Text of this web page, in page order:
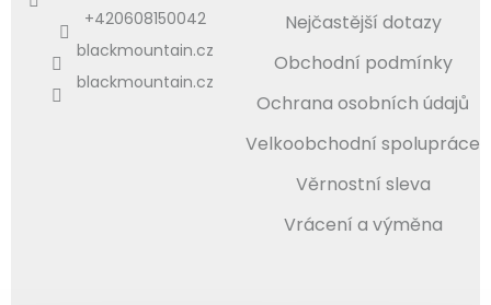
+420608150042
blackmountain.cz
blackmountain.cz
Nejčastější dotazy
Obchodní podmínky
Ochrana osobních údajů
Velkoobchodní spolupráce
Věrnostní sleva
Vrácení a výměna